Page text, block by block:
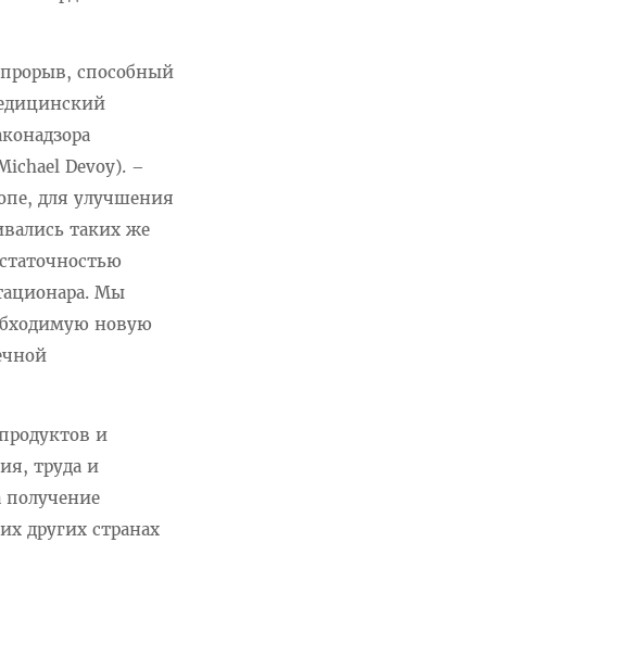
способный
Devoy). –
для улучшения
таких же
Мы
новую
и
труда и
получение
других странах